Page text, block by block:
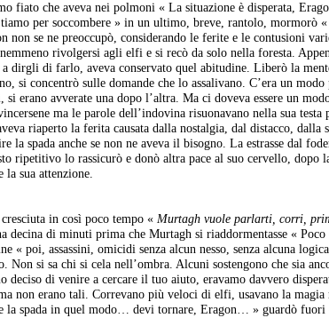
fiato che aveva nei polmoni « La situazione è disperata,
per soccombere » in un ultimo, breve, rantolo, mormorò
se ne preoccupò, considerando le ferite e le contusioni
rivolgersi agli elfi e si recò da solo nella foresta.
dirgli di farlo, aveva conservato quel abitudine. Liberò la
si concentrò sulle domande che lo assalivano. C’era un
erano avverate una dopo l’altra. Ma ci doveva essere un
ma le parole dell’indovina risuonavano nella sua testa
riaperto la ferita causata dalla nostalgia, dal distacco, dalla
la spada anche se non ne aveva il bisogno. La estrasse dal
ripetitivo lo rassicurò e donò altra pace al suo cervello, dopo
la sua attenzione.
cresciuta in così poco tempo «Murtagh vuole parlarti, corri,
di minuti prima che Murtagh si riaddormentasse «
« poi, assassini, omicidi senza alcun nesso, senza alcuna
Non si sa chi si cela nell’ombra. Alcuni sostengono che sia
deciso di venire a cercare il tuo aiuto, eravamo davvero
non erano tali. Correvano più veloci di elfi, usavano la magia
la spada in quel modo… devi tornare, Eragon… » guardò